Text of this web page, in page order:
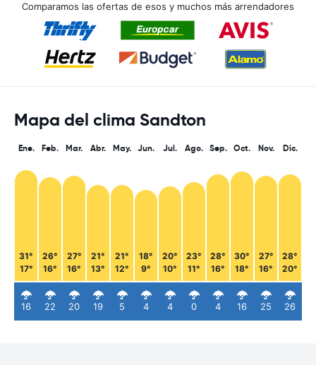
Comparamos las ofertas de esos y muchos más arrendadores
Mapa del clima Sandton
Ene.
31°
17°
16
Feb.
26°
16°
22
Mar.
27°
16°
20
Abr.
21°
13°
19
May.
21°
12°
5
Jun.
18°
9°
4
Jul.
20°
10°
4
Ago.
23°
11°
0
Sep.
28°
16°
4
Oct.
30°
18°
16
Nov.
27°
16°
25
Dic.
28°
20°
26